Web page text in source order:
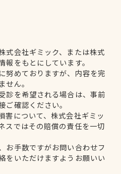
式会社ギミック、または株式
をもとにしています。
努めておりますが、内容を完
せん。
診を希望される場合は、事前
ご確認ください。
害について、株式会社ギミッ
スではその賠償の責任を一切
お手数ですがお問い合わせフ
をいただけますようお願いい